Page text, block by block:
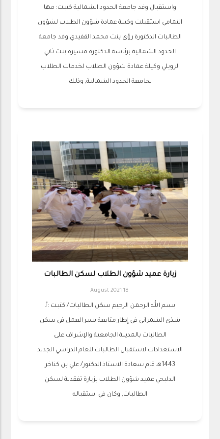
واستقبال وفد جامعة الحدود الشمالية كتبت: مها
التمامي استقبلت وكيلة عمادة شؤون الطلاب لشؤون
الطالبات الدكتورة رؤى بنت محمد القفيدي وفد جامعة
الحدود الشمالية برئاسة الدكتورة مسيرة بنت ثاني
الرويلي وكيلة عمادة شؤون الطلاب لخدمات الطلاب
بجامعة الحدود الشمالية, وذلك
زيارة عميد شؤون الطلاب لسكن الطالبات
18 August 2021
بسم الله الرحمن الرحيم سكن الطالبات/ كتبت :أ.
شذى الشمراني في إطار متابعة سير العمل في سكن
الطالبات بالمدينة الجامعية والإشراف على
الاستعدادات لاستقبال الطالبات للعام الدراسي الجديد
1443هـ قام سعادة الاستاذ الدكتور/ علي بن كناخر
الدلبحي عميد شؤون الطلاب بزيارة تفقدية لسكن
الطالبات, وكان في استقباله